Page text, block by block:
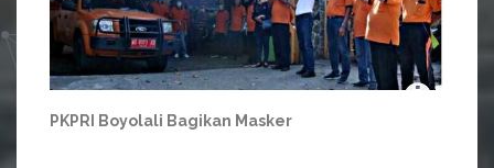
PKPRI Boyolali Bagikan Masker